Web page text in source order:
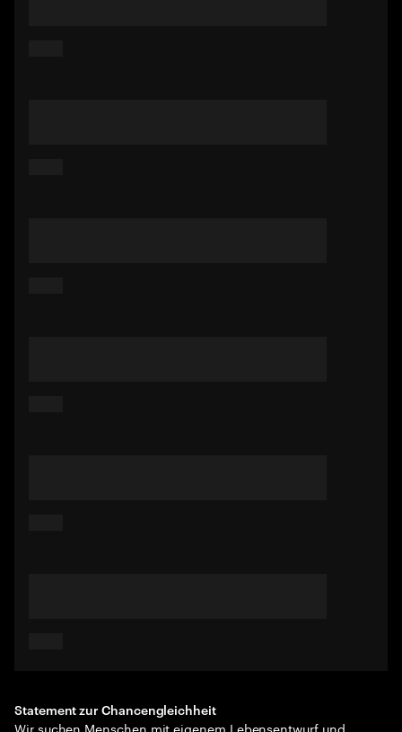
Statement zur Chancengleichheit
Wir suchen Menschen mit eigenem Lebensentwurf und